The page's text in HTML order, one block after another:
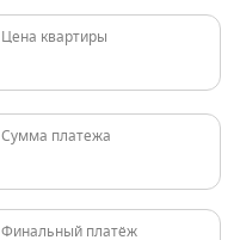
Цена квартиры
Сумма платежа
Финальный платёж